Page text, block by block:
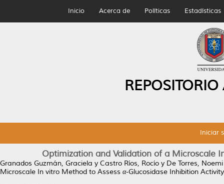
Inicio Acerca de Políticas Estadísticas
Iniciar
Optimization and Validation of a Microscale
Granados Guzmán, Graciela y Castro Ríos, Rocío y De Torres,
Microscale In vitro Method to Assess α-Glucosidase Inhibition